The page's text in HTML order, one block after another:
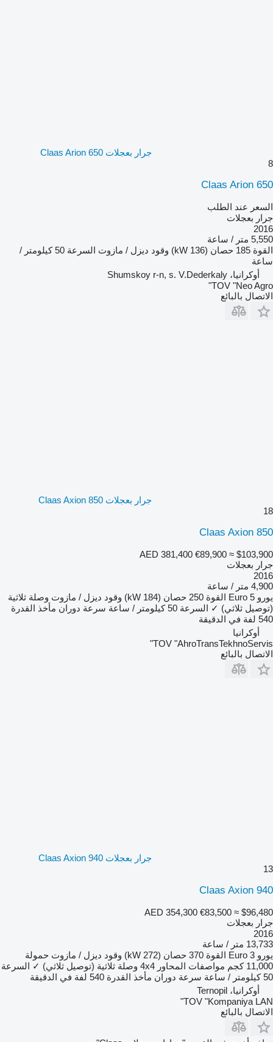
جرار بعجلات Claas Arion 650
8
Claas Arion 650
السعر عند الطلب
جرار بعجلات
2016
5,550 متر / ساعة
القوة 185 حصان (136 kW) وقود ديزل / مازوت السرعة
50 كيلومتر /
ساعة
أوكرانيا، Shumskoy r-n, s. V.Dederkaly
TOV "Neo Agro"
الاتصال بالبائع
جرار بعجلات Claas Axion 850
18
Claas Axion 850
AED 381,400 €89,900 ≈ $103,900
جرار بعجلات
2016
4,900 متر / ساعة
يورو Euro 5 القوة 250 حصان (184 kW) وقود ديزل / مازوت وصلة ثلاثية
(توصيل ثلاثي) ✓ السرعة 50 كيلومتر / ساعة
سرعة دوران مأخذ القدرة
540 لفة في الدقيقة
أوكرانيا
TOV "AhroTransTekhnoServis"
الاتصال بالبائع
جرار بعجلات Claas Axion 940
13
Claas Axion 940
AED 354,300 €83,500 ≈ $96,480
جرار بعجلات
2016
13,733 متر / ساعة
يورو Euro 3 القوة 370 حصان (272 kW) وقود ديزل / مازوت حمولة
11,000 كجم
مواصفات المحاور 4x4 وصلة ثلاثية (توصيل ثلاثي) ✓ السرعة
50 كيلومتر / ساعة
سرعة دوران مأخذ القدرة 540 لفة في الدقيقة
أوكرانيا، Ternopil
TOV "Kompaniya LAN"
الاتصال بالبائع